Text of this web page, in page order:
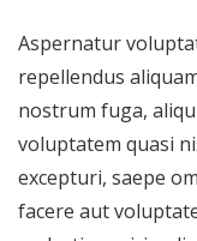
Aspernatur
repellendus
nostrum fuga,
voluptatem quasi
excepturi, saepe
facere aut